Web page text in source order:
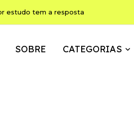
estudo tem a resposta
SOBRE CATEGORIAS